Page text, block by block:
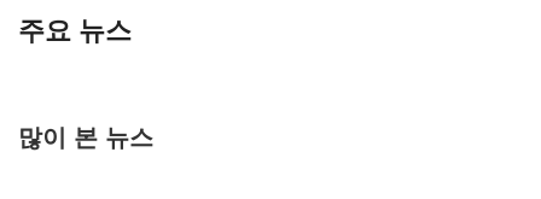
주요 뉴스
많이 본 뉴스